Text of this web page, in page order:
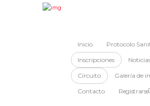
Inicio Protocolo
Inscripciones
Circuito Galería de
Contacto Registrarse